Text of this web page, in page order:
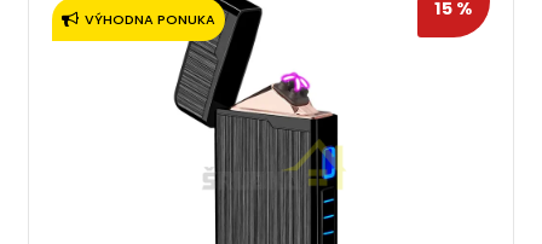
15 %
VÝHODNA PONUKA